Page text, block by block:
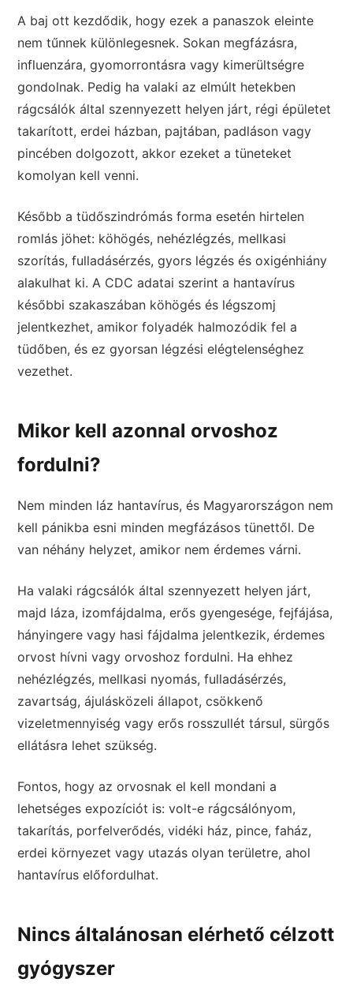
A baj ott kezdődik, hogy ezek a panaszok eleinte
nem tűnnek különlegesnek. Sokan megfázásra,
influenzára, gyomorrontásra vagy kimerültségre
gondolnak. Pedig ha valaki az elmúlt hetekben
rágcsálók által szennyezett helyen járt, régi épületet
takarított, erdei házban, pajtában, padláson vagy
pincében dolgozott, akkor ezeket a tüneteket
komolyan kell venni.
Később a tüdőszindrómás forma esetén hirtelen
romlás jöhet: köhögés, nehézlégzés, mellkasi
szorítás, fulladásérzés, gyors légzés és oxigénhiány
alakulhat ki. A CDC adatai szerint a hantavírus
későbbi szakaszában köhögés és légszomj
jelentkezhet, amikor folyadék halmozódik fel a
tüdőben, és ez gyorsan légzési elégtelenséghez
vezethet.
Mikor kell azonnal orvoshoz
fordulni?
Nem minden láz hantavírus, és Magyarországon nem
kell pánikba esni minden megfázásos tünettől. De
van néhány helyzet, amikor nem érdemes várni.
Ha valaki rágcsálók által szennyezett helyen járt,
majd láza, izomfájdalma, erős gyengesége, fejfájása,
hányingere vagy hasi fájdalma jelentkezik, érdemes
orvost hívni vagy orvoshoz fordulni. Ha ehhez
nehézlégzés, mellkasi nyomás, fulladásérzés,
zavartság, ájulásközeli állapot, csökkenő
vizeletmennyiség vagy erős rosszullét társul, sürgős
ellátásra lehet szükség.
Fontos, hogy az orvosnak el kell mondani a
lehetséges expozíciót is: volt-e rágcsálónyom,
takarítás, porfelverődés, vidéki ház, pince, faház,
erdei környezet vagy utazás olyan területre, ahol
hantavírus előfordulhat.
Nincs általánosan elérhető célzott
gyógyszer